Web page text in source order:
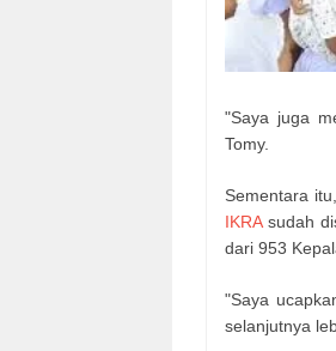
"Saya juga
Tomy.
Sementara
IKRAsudah
dari 953
"Saya
selanjutnya